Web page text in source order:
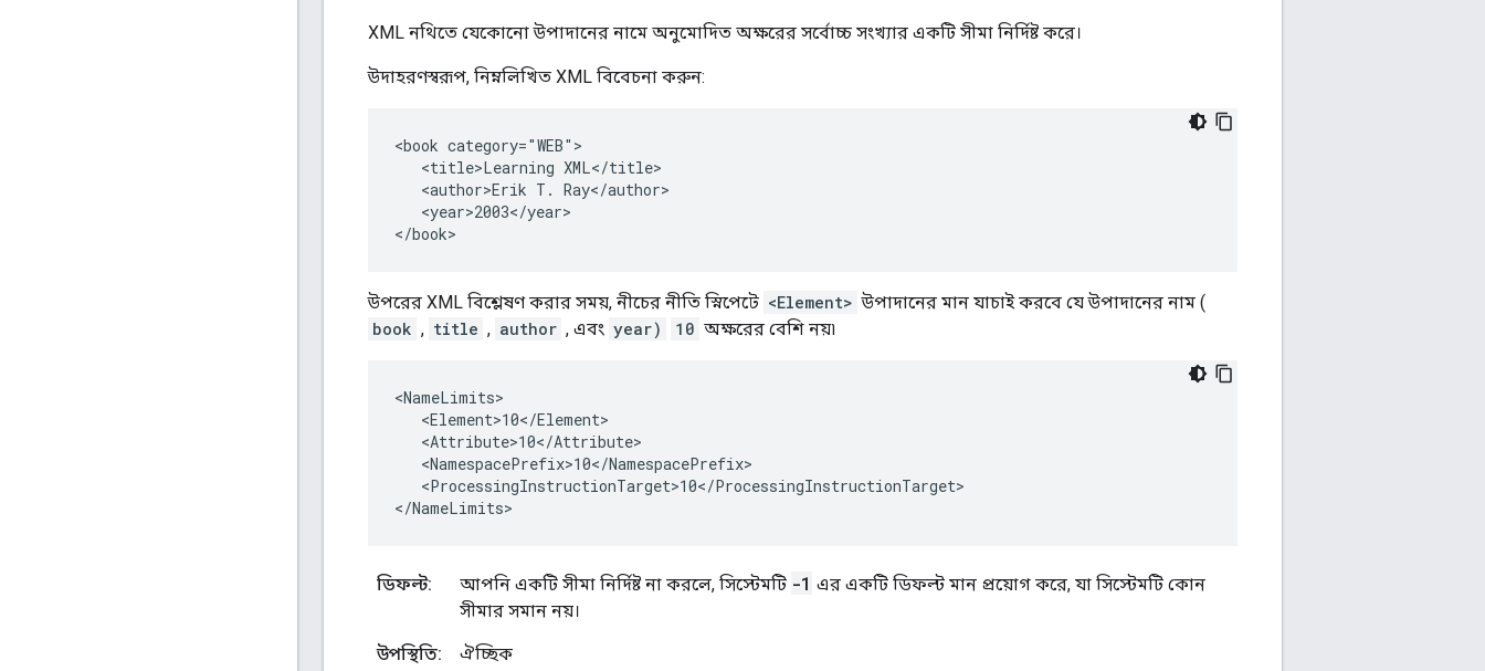
XML নথিতে যেকোনো উপাদানের নামে অনুমোদিত অক্ষরের সর্বোচ্চ সংখ্যার একটি সীমা নির্দিষ্ট করে।
উদাহরণস্বরূপ, নিম্নলিখিত XML বিবেচনা করুন:
<book category="WEB">
   <title>Learning XML</title>
   <author>Erik T. Ray</author>
   <year>2003</year>
</book>
উপরের XML বিশ্লেষণ করার সময়, নীচের নীতি স্নিপেটে <Element> উপাদানের মান যাচাই করবে যে উপাদানের নাম (
book , title , author , এবং year) 10 অক্ষরের বেশি নয়৷
<NameLimits
<Element>10</Element
<Attribute>10</Attribute
<NamespacePrefix>10</NamespacePrefix
<ProcessingInstructionTarget>10</ProcessingInstructionTarget>
</NameLimits>
ডিফল্ট: আপনি একটি সীমা নির্দিষ্ট না করলে, সিস্টেমটি -1 এর একটি ডিফল্ট মান প্রয়োগ করে, যা সিস্টেমটি কোন
সীমার সমান নয়।
উপস্থিতি: ঐচ্ছিক